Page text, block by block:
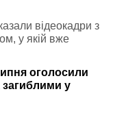
відеокадри з
у якій вже
оголосили
у